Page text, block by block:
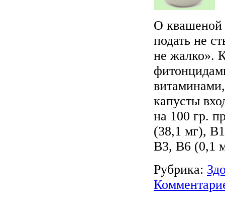
О квашеной
подать не
не жалко».
капусты
на 100 гр.
(38,1 мг),
В3, В6 (0,1
Рубрика: